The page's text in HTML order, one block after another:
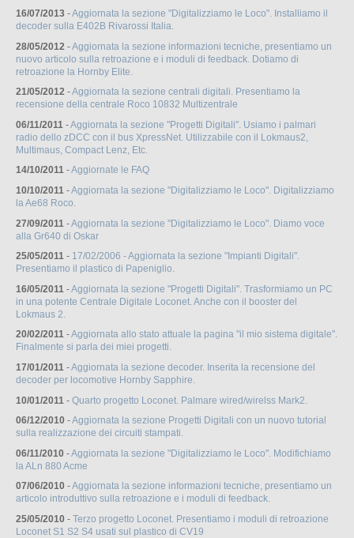
16/07/2013 -Aggiornata la sezione "Digitalizziamo le Loco". Installiamo il
decoder sulla E402B Rivarossi Italia.
28/05/2012 -Aggiornata la sezione informazioni tecniche, presentiamo un
nuovo articolo sulla retroazione e i moduli di feedback. Dotiamo di
retroazione la Hornby Elite.
21/05/2012 -Aggiornata la sezione centrali digitali. Presentiamo la
recensione della centrale Roco 10832 Multizentrale
06/11/2011 -Aggiornata la sezione "Progetti Digitali". Usiamo i palmari
radio dello zDCC con il bus XpressNet. Utilizzabile con il Lokmaus2,
Multimaus, Compact Lenz, Etc.
14/10/2011 -Aggiornate le FAQ
10/10/2011 -Aggiornata la sezione "Digitalizziamo le Loco". Digitalizziamo
la Ae68 Roco.
27/09/2011 -Aggiornata la sezione "Digitalizziamo le Loco". Diamo voce
alla Gr640 di Oskar
25/05/2011 - 17/02/2006 - Aggiornata la sezione "Impianti Digitali".
Presentiamo il plastico di Papeniglio.
16/05/2011 -Aggiornata la sezione "Progetti Digitali". Trasformiamo un PC
in una potente Centrale Digitale Loconet. Anche con il booster del
Lokmaus 2.
20/02/2011 -Aggiornata allo stato attuale la pagina "il mio sistema digitale".
Finalmente si parla dei miei progetti.
17/01/2011 -Aggiornata la sezione decoder. Inserita la recensione del
decoder per locomotive Hornby Sapphire.
10/01/2011 - Quarto progetto Loconet. Palmare wired/wirelss Mark2.
06/12/2010 -Aggiornata la sezione Progetti Digitali con un nuovo tutorial
sulla realizzazione dei circuiti stampati.
06/11/2010 -Aggiornata la sezione "Digitalizziamo le Loco". Modifichiamo
la ALn 880 Acme
07/06/2010 -Aggiornata la sezione informazioni tecniche, presentiamo un
articolo introduttivo sulla retroazione e i moduli di feedback.
25/05/2010 - Terzo progetto Loconet. Presentiamo i moduli di retroazione
Loconet S1 S2 S4 usati sul plastico di CV19